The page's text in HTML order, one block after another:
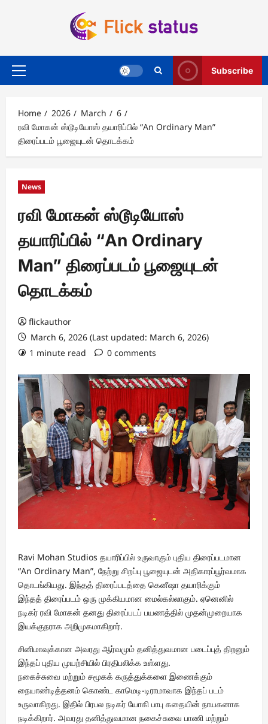
Primary
Subscribe
Home 2026 March
6
ரவி மோகன் ஸ்டூடியோஸ் தயாரிப்பில் “An Ordinary Man”
திரைப்படம் பூஜையுடன் தொடக்கம்
News
ரவி மோகன் ஸ்டூடியோஸ்
தயாரிப்பில் “An Ordinary
Man” திரைப்படம் பூஜையுடன்
தொடக்கம்
flickauthor
March 6, 2026 (Last updated: March 6, 2026)
1 minute read
0 comments
Ravi Mohan Studios தயாரிப்பில் உருவாகும் புதிய திரைப்படமான
“An Ordinary Man”, நேற்று சிறப்பு பூஜையுடன் அதிகாரப்பூர்வமாக
தொடங்கியது. இந்தத் திரைப்படத்தை கெனீஷா தயாரிக்கும்
இந்தத் திரைப்படம் ஒரு முக்கியமான மைல்கல்லாகும். ஏனெனில்
நடிகர் ரவி மோகன் தனது திரைப்படப் பயணத்தில் முதன்முறையாக
இயக்குநராக அறிமுகமாகிறார்.
சினிமாவுக்கான அவரது ஆர்வமும் தனித்துவமான படைப்புத் திறனும்
இந்தப் புதிய முயற்சியில் பிரதிபலிக்க உள்ளது.
நகைச்சுவை மற்றும் சமூகக் கருத்துக்களை இணைக்கும்
நையாண்டித்தனம் கொண்ட காமெடி-டிராமாவாக இந்தப் படம்
உருவாகிறது. இதில் பிரபல நடிகர் யோகி பாபு கதையின் நாயகனாக
நடிக்கிறார். அவரது தனித்துவமான நகைச்சுவை பாணி மற்றும்